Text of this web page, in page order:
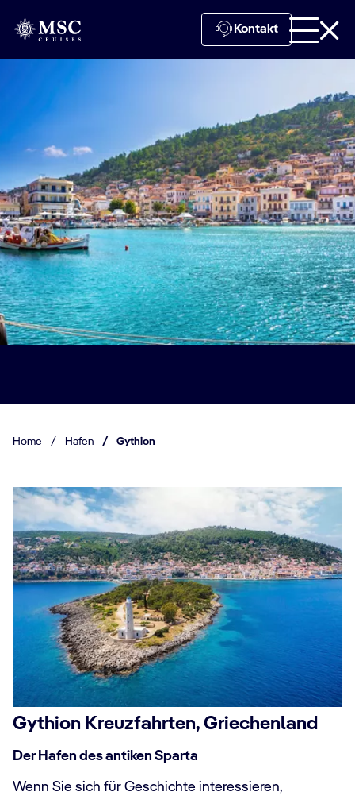
Kontakt
Home / Hafen / Gythion
Gythion Kreuzfahrten, Griechenland
Der Hafen des antiken Sparta
Wenn Sie sich für Geschichte interessieren,